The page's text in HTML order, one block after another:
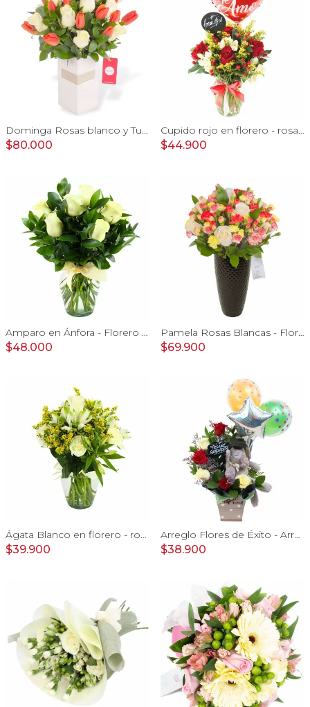
Dominga Rosas blanco y Tulipanes naranjo - Arreglo Floral
$80.000
Cupido rojo en florero - rosas, mini rosas, hypericum, globo te amo y pizarra
$44.900
Amparo en Ánfora - Florero 12 rosas ecuatorianas blanco
$48.000
Pamela Rosas Blancas - Florero negro mediano con rosas blancas y mini claveles amarillos y naranjos
$69.900
Ágata Blanco en florero - rosas y astromelias blanco y vara de oro
$39.900
Arreglo Flores de Éxito - Arreglo floral para graduaciones con rosas rojas y blancas, peluche de elefante, pizarra y globos
$38.900